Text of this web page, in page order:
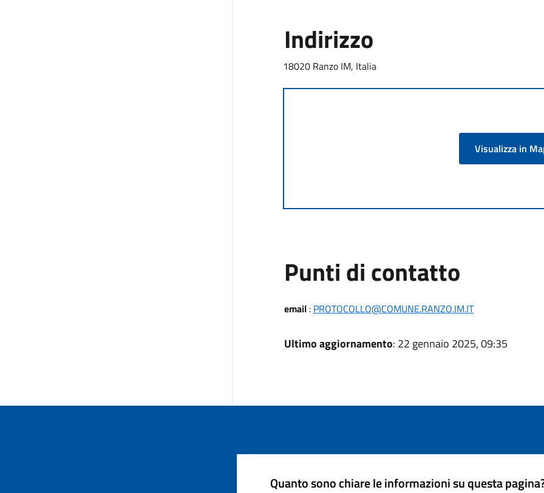
Indirizzo
18020 Ranzo IM, Italia
Visualizza in
Punti di contatto
email: PROTOCOLLO@COMUNE.RANZO.IM.IT
Ultimo aggiornamento: 22 gennaio 2025, 09:35
Quanto sono chiare le informazioni su questa